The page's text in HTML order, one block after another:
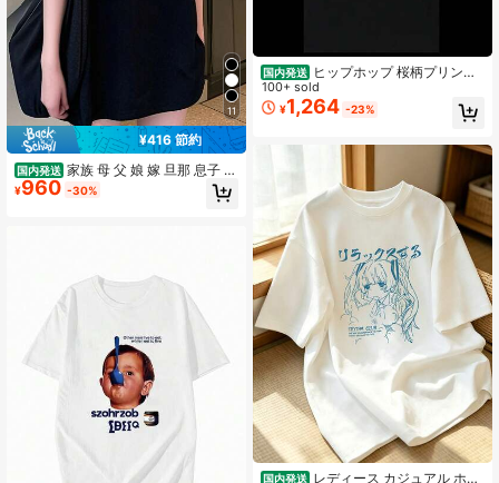
11
¥416 節約
国内発送 家族 母 父 娘 嫁 旦那 息子 t
シャツ おもしろtシャツ 面白いtシャ
ツ おもしろ メンズ 半袖 プレゼント
¥960 -30%
国内発送 ヒップホップ 桜柄プリント
半袖 サメ猿人Tシャツ、クルーネッ
ク カートゥーン柄 純綿トップス、ユ
ニセックス ティーンエイジャースタ
100+ sold
¥1,264 -23%
国内発送 レディース カジュアル ホワ